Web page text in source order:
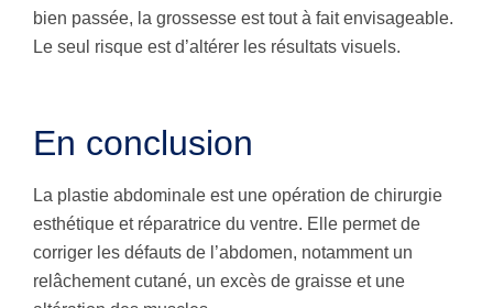
bien passée, la grossesse est tout à fait envisageable.
Le seul risque est d’altérer les résultats visuels.
En conclusion
La plastie abdominale est une opération de chirurgie
esthétique et réparatrice du ventre. Elle permet de
corriger les défauts de l’abdomen, notamment un
relâchement cutané, un excès de graisse et une